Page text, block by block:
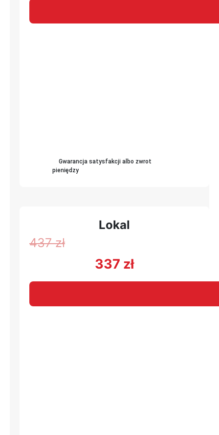
Gwarancja satysfakcji albo zwrot
pieniędzy
Lokal
437zł
337 zł